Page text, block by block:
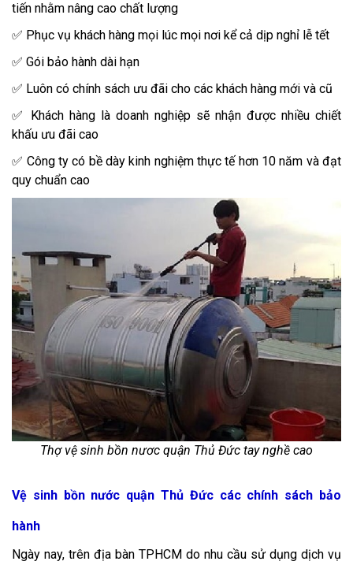
tiến nhằm nâng cao chất lượng
✅ Phục vụ khách hàng mọi lúc mọi nơi kể cả dịp nghỉ lễ tết
✅ Gói bảo hành dài hạn
✅ Luôn có chính sách ưu đãi cho các khách hàng mới và cũ
✅ Khách hàng là doanh nghiệp sẽ nhận được nhiều chiết
khấu ưu đãi cao
✅ Công ty có bề dày kinh nghiệm thực tế hơn 10 năm và đạt
quy chuẩn cao
Thợ vệ sinh bồn nươc quận Thủ Đức tay nghề cao
Vệ sinh bồn nước quận Thủ Đức các chính sách bảo
hành
Ngày nay, trên địa bàn TPHCM do nhu cầu sử dụng dịch vụ